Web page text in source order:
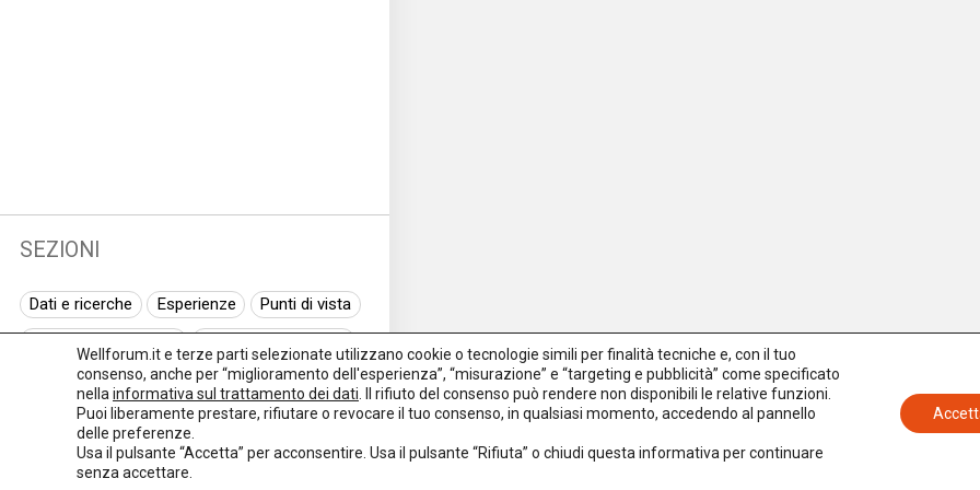
SEZIONI
Dati e ricerche Esperienze
Punti di vista
Normativa europea
Rassegna normativa
I seminari di Welforum
Eventi
Spazio ai promotori
Wellforum.it e terze parti selezionate utilizzano cookie o tecnologie simili per finalità tecniche e, con il tuo
consenso, anche per “miglioramento dell'esperienza”, “misurazione” e “targeting e pubblicità” come specificato
nella informativa sul trattamento dei dati . Il rifiuto del consenso può rendere non disponibili le relative funzioni.
Puoi liberamente prestare, rifiutare o revocare il tuo consenso, in qualsiasi momento, accedendo al pannello
delle preferenze.
Usa il pulsante “Accetta” per acconsentire. Usa il pulsante “Rifiuta” o chiudi questa informativa per continuare
senza accettare.